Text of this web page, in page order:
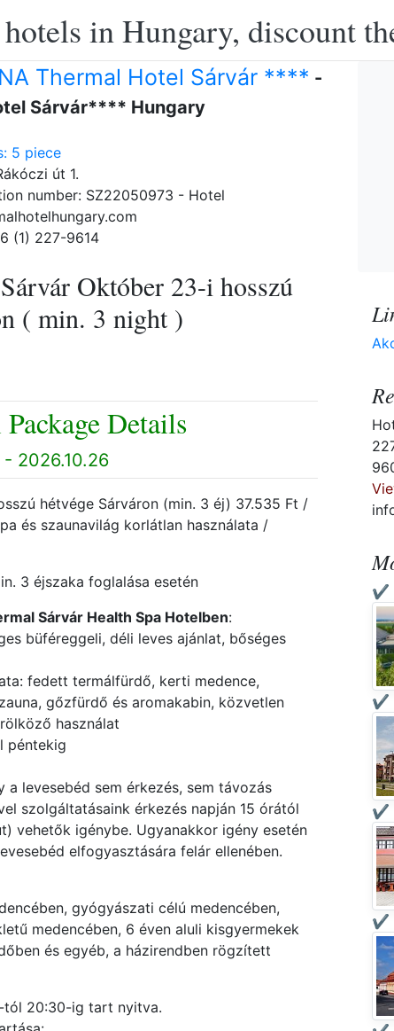
in Hungary, discount
Thermal Hotel Sárvár **** -
Sárvár**** Hungary
5 piece
út 1.
number: SZ22050973 - Hotel
(1) 227-9614
Október 23-i hosszú
( min. 3 night )
Details
2026.10.26
hétvége Sárváron (min. 3 éj) 37.535 Ft /
és szaunavilág korlátlan használata /
3 éjszaka foglalása esetén
Sárvár Health Spa Hotelben:
büféreggeli, déli leves ajánlat, bőséges
fedett termálfürdő, kerti medence,
gőzfürdő és aromakabin, közvetlen
használat
péntekig
levesebéd sem érkezés, sem távozás
szolgáltatásaink érkezés napján 15 órától
vehetők igénybe. Ugyanakkor igény esetén
elfogyasztására felár ellenében.
gyógyászati célú medencében,
medencében, 6 éven aluli kisgyermekek
és egyéb, a házirendben rögzített
tól 20:30-ig tart nyitva.
✔️
✔️
✔️
✔️